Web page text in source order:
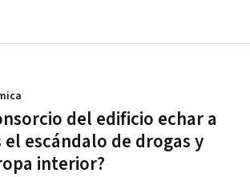
del edificio echar a
escándalo de drogas y
interior?